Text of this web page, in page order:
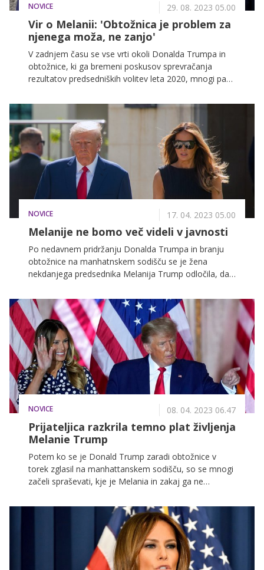
NOVICE 29. 08. 2023 05.00
Vir o Melanii: 'Obtožnica je problem za
njenega moža, ne zanjo'
V zadnjem času se vse vrti okoli Donalda Trumpa in
obtožnice, ki ga bremeni poskusov sprevračanja
rezultatov predsedniških volitev leta 2020, mnogi pa
ZDA, ki se je popolnoma umaknila izpred oči javnosti.
NOVICE 17. 04. 2023 05.00
Melanije ne bomo več videli v javnosti
Po nedavnem pridržanju Donalda Trumpa in branju
obtožnice na manhatnskem sodišču se je žena
nekdanjega predsednika Melanija Trump odločila, da
je preživela zgolj v družbi svojih najbližjih, zdaj pa so
jo ponovno opazili v družbi slavnega soproga.
NOVICE 08. 04. 2023 06.47
Prijateljica razkrila temno plat življenja
Melanie Trump
Potem ko se je Donald Trump zaradi obtožnice v
torek zglasil na manhattanskem sodišču, so se mnogi
začeli spraševati, kje je Melania in zakaj ga ne
dame, ki je ponudila odgovore na omenjena